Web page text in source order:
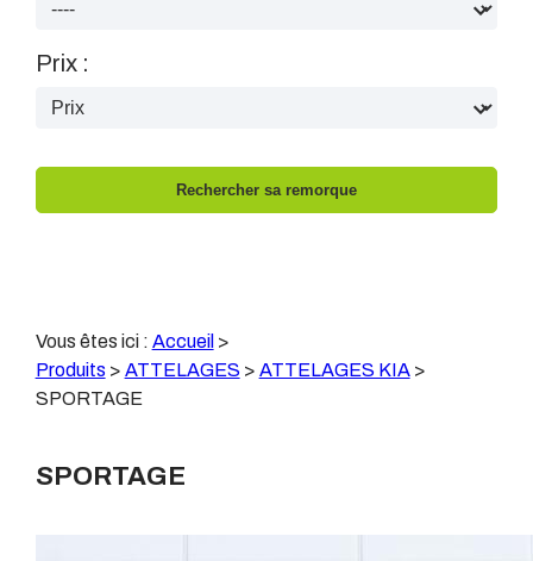
Prix :
Vous êtes ici : Accueil >
Produits > ATTELAGES > ATTELAGES KIA>
SPORTAGE
SPORTAGE